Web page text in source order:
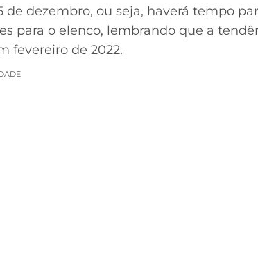
dezembro, ou seja, haverá tempo
para o elenco, lembrando que a
fevereiro de 2022.